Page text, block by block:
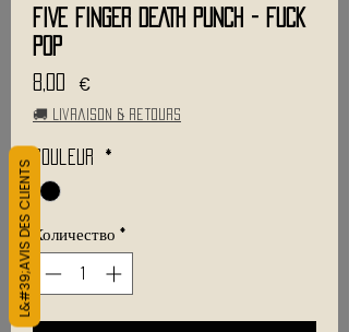
FIVE FINGER DEATH PUNCH - Fuck
Pop
8,00 €
🚚 Livraison & retours
Couleur *
Количество *
L&#39;AVIS DES CLIENTS